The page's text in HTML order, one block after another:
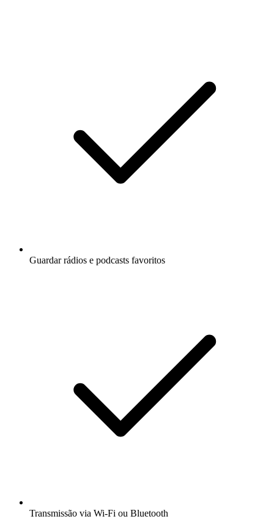
Guardar rádios e podcasts favoritos
Transmissão via Wi-Fi ou Bluetooth